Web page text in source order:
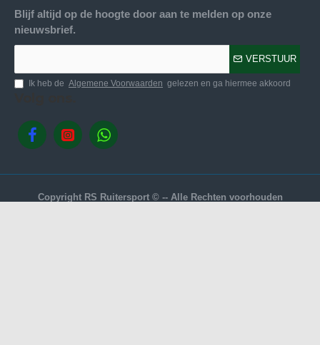
Blijf altijd op de hoogte door aan te melden op onze
nieuwsbrief.
VERSTUUR
Ik heb de Algemene Voorwaarden gelezen en ga hiermee akkoord
Copyright RS Ruitersport © -- Alle Rechten voorhouden